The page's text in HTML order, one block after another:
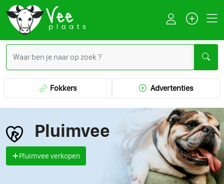
Fokkers Advertenties
Pluimvee
Pluimvee verkopen